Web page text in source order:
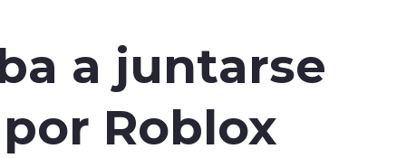
a juntarse
Roblox